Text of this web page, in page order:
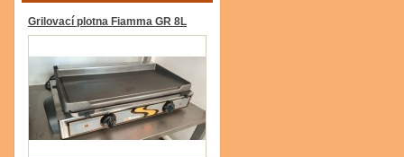
Grilovací plotna Fiamma GR 8L